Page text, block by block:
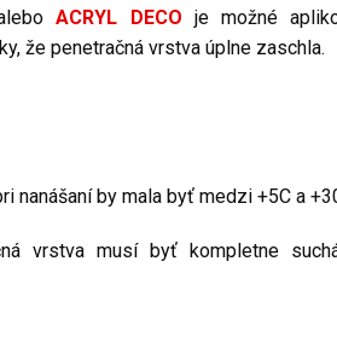
ACRYL DECO je možné
že penetračná vrstva úplne zaschla.
nanášaní by mala byť medzi +5C a
vrstva musí byť kompletne